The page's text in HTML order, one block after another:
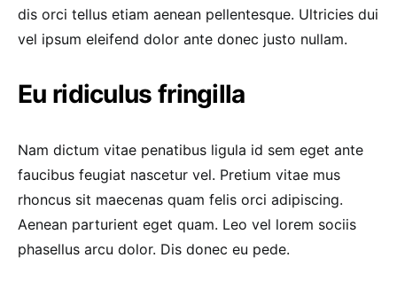
dis orci tellus etiam aenean pellentesque. Ultricies dui
vel ipsum eleifend dolor ante donec justo nullam.
Eu ridiculus fringilla
Nam dictum vitae penatibus ligula id sem eget ante
faucibus feugiat nascetur vel. Pretium vitae mus
rhoncus sit maecenas quam felis orci adipiscing.
Aenean parturient eget quam. Leo vel lorem sociis
phasellus arcu dolor. Dis donec eu pede.